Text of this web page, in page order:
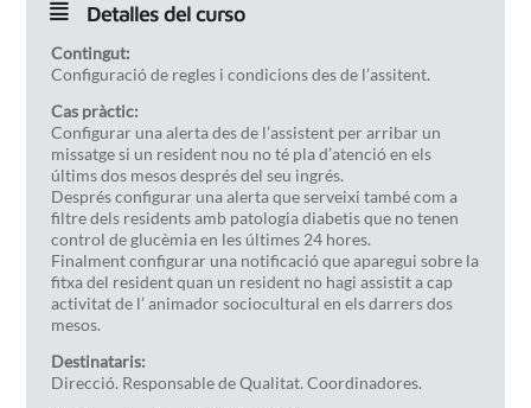
Detalles del curso
Contingut:
Configuració de regles i condicions des de l’assitent.
Cas pràctic:
Configurar una alerta des de l’assistent per arribar un
missatge si un resident nou no té pla d’atenció en els
últims dos mesos després del seu ingrés.
Després configurar una alerta que serveixi també com a
filtre dels residents amb patologia diabetis que no tenen
control de glucèmia en les últimes 24 hores.
Finalment configurar una notificació que aparegui sobre la
fitxa del resident quan un resident no hagi assistit a cap
activitat de l’ animador sociocultural en els darrers dos
mesos.
Destinataris:
Direcció. Responsable de Qualitat. Coordinadores.